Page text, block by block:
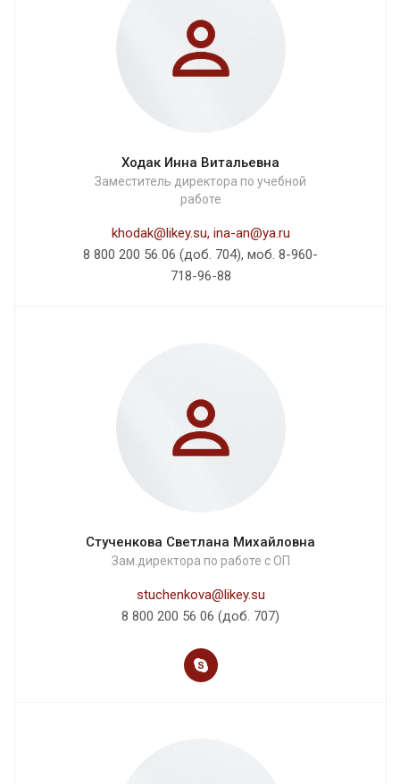
Ходак Инна Витальевна
Заместитель директора по учебной
работе
khodak@likey.su, ina-an@ya.ru
8 800 200 56 06 (доб. 704), моб. 8-960-
718-96-88
Стученкова Светлана Михайловна
Зам.директора по работе с ОП
stuchenkova@likey.su
8 800 200 56 06 (доб. 707)